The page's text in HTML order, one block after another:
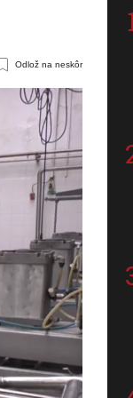
Odlož na neskôr